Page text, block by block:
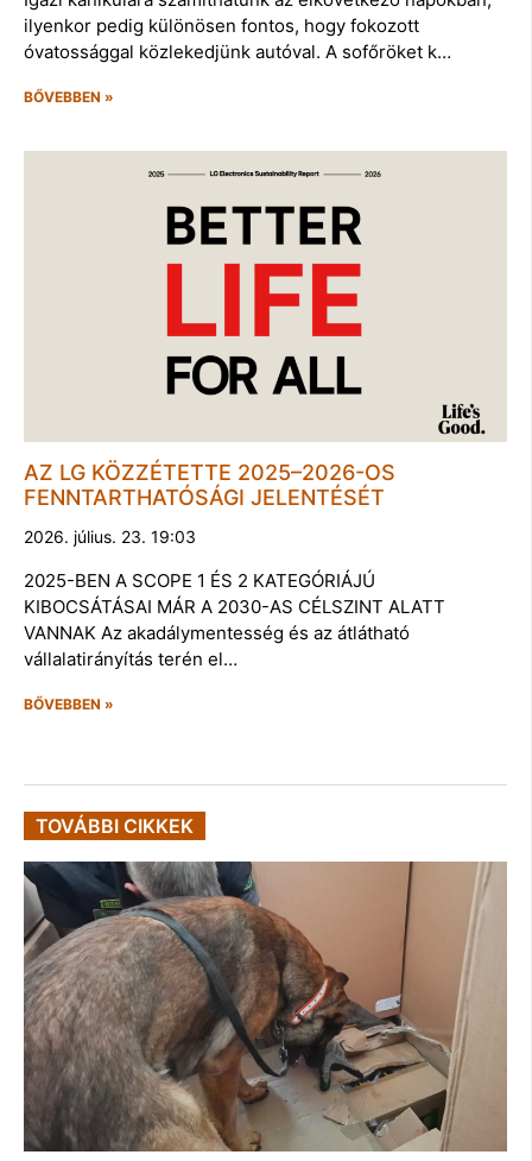
ilyenkor pedig különösen fontos, hogy fokozott
óvatossággal közlekedjünk autóval. A sofőröket k…
BŐVEBBEN »
AZ LG KÖZZÉTETTE 2025–2026-OS
FENNTARTHATÓSÁGI JELENTÉSÉT
2026. július. 23. 19:03
2025-BEN A SCOPE 1 ÉS 2 KATEGÓRIÁJÚ
KIBOCSÁTÁSAI MÁR A 2030-AS CÉLSZINT ALATT
VANNAK Az akadálymentesség és az átlátható
vállalatirányítás terén el…
BŐVEBBEN »
TOVÁBBI CIKKEK